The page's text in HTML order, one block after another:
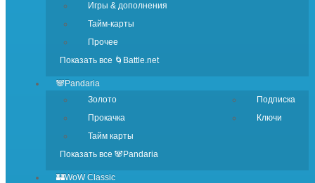
Игры & дополнения
Тайм-карты
Прочее
Показать все 🌀Battle.net
🐼Pandaria
Золото
Прокачка
Тайм карты
Подписка
Ключи
Показать все 🐼Pandaria
🏰WoW Classic